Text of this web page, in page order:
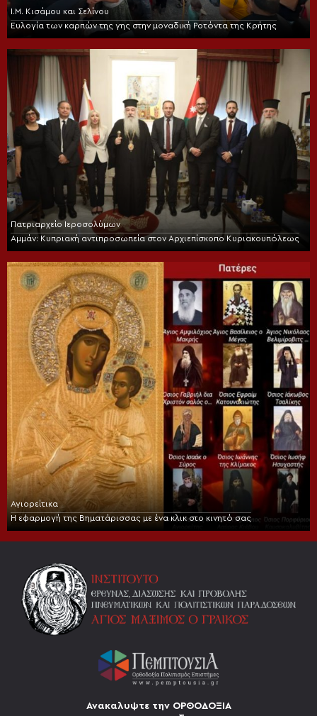
Ι.Μ. Κισάμου και Σελίνου
Ευλογία των καρπών της γης στην μοναδική Ροτόντα της Κρήτης
Πατριαρχείο Ιεροσολύμων
Αμμάν: Κυπριακή αντιπροσωπεία στον Αρχιεπίσκοπο Κυριακουπόλεως
Αγιορείτικα
Η εφαρμογή της Βηματάρισσας με ένα κλικ στο κινητό σας
Ανακαλυψτε την ΟΡΘΟΔΟΞΙΑ